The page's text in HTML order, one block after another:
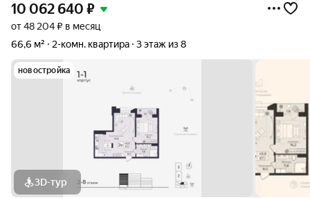
10 062 640 ₽
от 48 204 ₽ в месяц
66,6 м²
2-комн. квартира 3 этаж из 8
новостройка
3D-тур